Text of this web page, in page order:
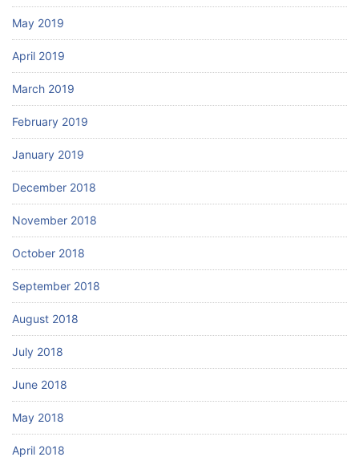
May 2019
April 2019
March 2019
February 2019
January 2019
December 2018
November 2018
October 2018
September 2018
August 2018
July 2018
June 2018
May 2018
April 2018